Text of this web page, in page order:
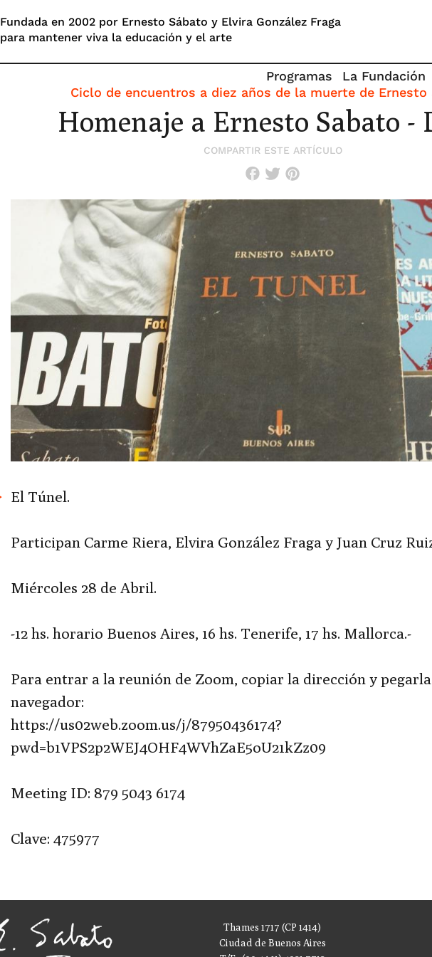
Fundada en 2002 por Ernesto Sábato y Elvira González Fraga
para mantener viva la educación y el arte
Programas
La Fundación
Ciclo de encuentros a diez años de la muerte de Ernesto
Homenaje a Ernesto Sabato -
COMPARTIR ESTE ARTÍCULO
El Túnel.
Participan Carme Riera, Elvira González Fraga y Juan Cruz
Miércoles 28 de Abril.
-12 hs. horario Buenos Aires, 16 hs. Tenerife, 17 hs. Mallorca.-
Para entrar a la reunión de Zoom, copiar la dirección y
navegador:
https://us02web.zoom.us/j/87950436174?
pwd=b1VPS2p2WEJ4OHF4WVhZaE5oU21kZz09
Meeting ID: 879 5043 6174
Clave: 475977
Thames 1717 (CP 1414)
Ciudad de Buenos Aires